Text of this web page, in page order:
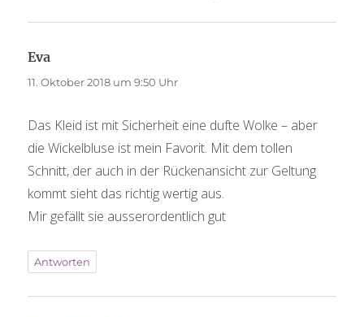
Eva
11. Oktober 2018 um 9:50 Uhr
Das Kleid ist mit Sicherheit eine dufte Wolke – aber
die Wickelbluse ist mein Favorit. Mit dem tollen
Schnitt, der auch in der Rückenansicht zur Geltung
kommt sieht das richtig wertig aus.
Mir gefällt sie ausserordentlich gut
Antworten